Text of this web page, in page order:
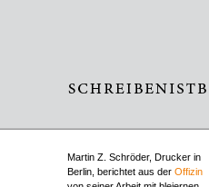
Martin Z. Schröder, Drucker in
Berlin, berichtet aus der Offizin